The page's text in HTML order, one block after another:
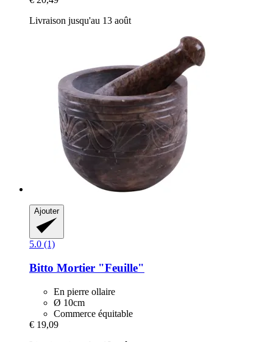
Livraison jusqu'au 13 août
Ajouter
5.0 (1)
Bitto Mortier "Feuille"
En pierre ollaire
Ø 10cm
Commerce équitable
€ 19,09